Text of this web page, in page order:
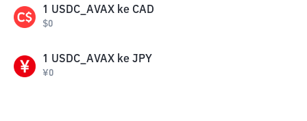
1 USDC_AVAX ke CAD
$0
1 USDC_AVAX ke JPY
¥0